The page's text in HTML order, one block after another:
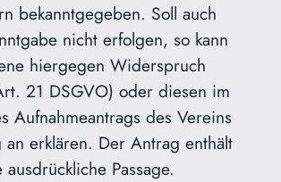
bekanntgegeben. Soll auch
nicht erfolgen, so kann
hiergegen Widerspruch
21 DSGVO) oder diesen im
Aufnahmeantrags des Vereins
an erklären. Der Antrag enthält
Passage.